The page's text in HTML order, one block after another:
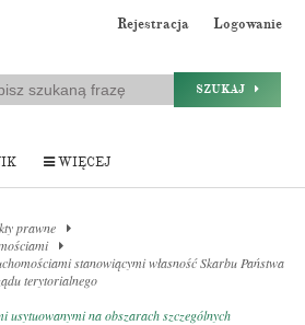
Rejestracja Logowanie
SZUKAJ
WIĘCEJ
prawne
stanowiącymi własność Skarbu Państwa
terytorialnego
usytuowanymi na obszarach szczególnych